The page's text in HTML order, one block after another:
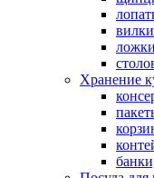
вилки
ложки
Хранение